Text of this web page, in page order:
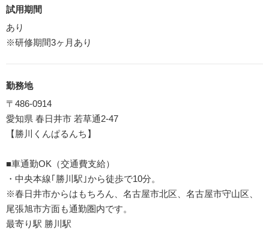
試用期間
あり
※研修期間3ヶ月あり
勤務地
〒486-0914
愛知県 春日井市 若草通2-47
【勝川くんぱるんち】
■車通勤OK（交通費支給）
・中央本線｢勝川駅｣から徒歩で10分。
※春日井市からはもちろん、名古屋市北区、名古屋市守山区、
尾張旭市方面も通勤圏内です。
最寄り駅 勝川駅